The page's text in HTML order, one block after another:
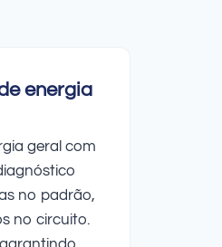
energia
geral com
no padrão,
no circuito.